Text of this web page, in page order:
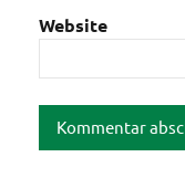
Website